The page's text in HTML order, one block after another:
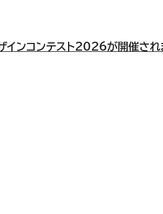
ンコンテスト2026が開催され